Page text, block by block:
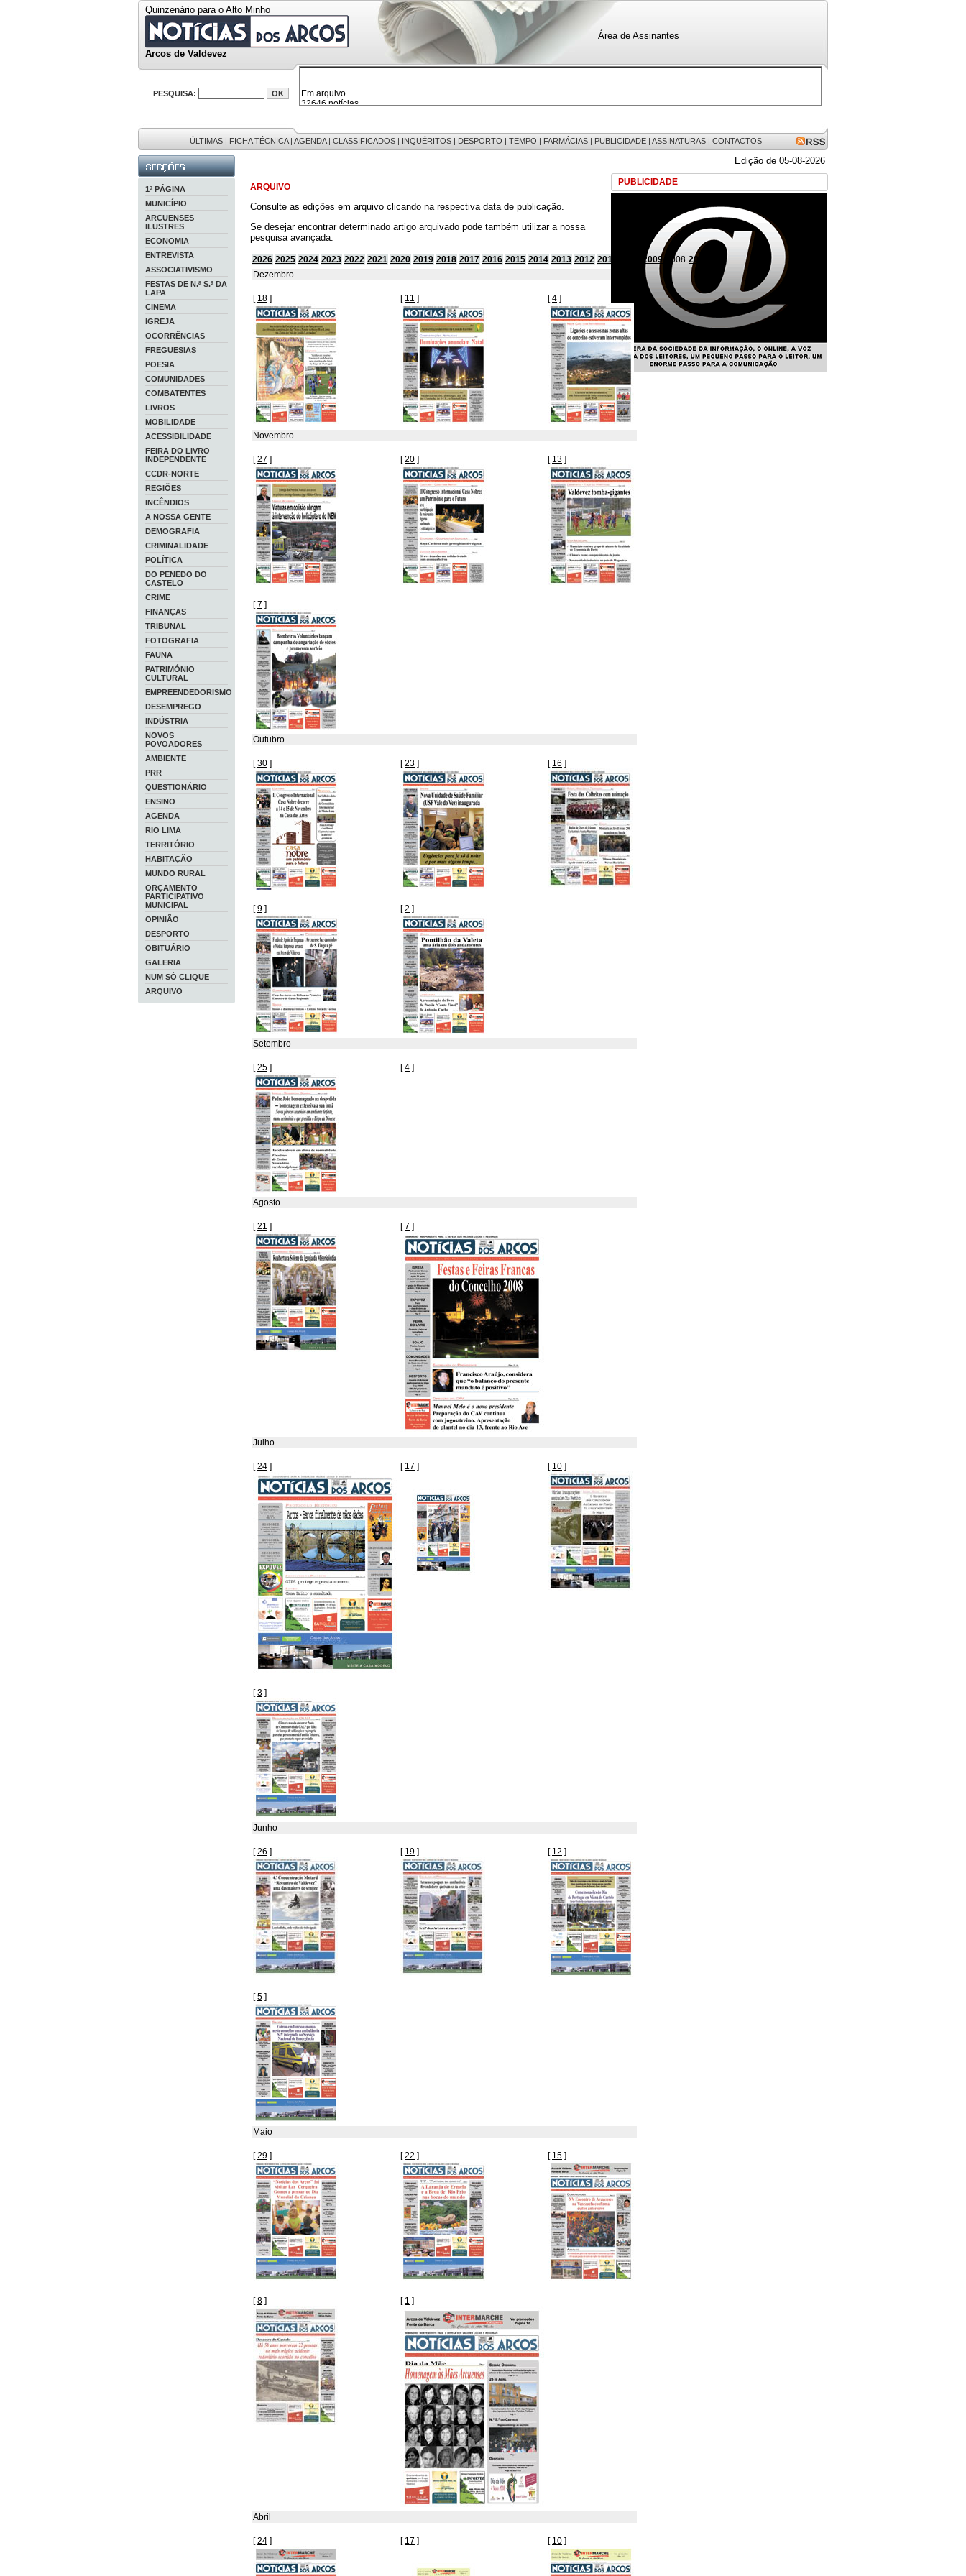
Quinzenário para o Alto Minho
Arcos de Valdevez
Área de Assinantes
PESQUISA:
32646 notícias
38119 fotos
595 edições
ÚLTIMAS | FICHA TÉCNICA| AGENDA| CLASSIFICADOS | INQUÉRITOS | DESPORTO | TEMPO | FARMÁCIAS | PUBLICIDADE | ASSINATURAS | CONTACTOS
1ª PÁGINA
MUNICÍPIO
ARCUENSES
ILUSTRES
ECONOMIA
ENTREVISTA
ASSOCIATIVISMO
FESTAS DE N.ª S.ª DA
LAPA
CINEMA
IGREJA
OCORRÊNCIAS
FREGUESIAS
POESIA
COMUNIDADES
COMBATENTES
LIVROS
MOBILIDADE
ACESSIBILIDADE
FEIRA DO LIVRO
INDEPENDENTE
CCDR-NORTE
REGIÕES
INCÊNDIOS
A NOSSA GENTE
DEMOGRAFIA
CRIMINALIDADE
POLÍTICA
DO PENEDO DO
CASTELO
CRIME
FINANÇAS
TRIBUNAL
FOTOGRAFIA
FAUNA
PATRIMÓNIO
CULTURAL
EMPREENDEDORISMO
DESEMPREGO
INDÚSTRIA
NOVOS
POVOADORES
AMBIENTE
PRR
QUESTIONÁRIO
ENSINO
AGENDA
RIO LIMA
TERRITÓRIO
HABITAÇÃO
MUNDO RURAL
ORÇAMENTO
PARTICIPATIVO
MUNICIPAL
OPINIÃO
DESPORTO
OBITUÁRIO
GALERIA
NUM SÓ CLIQUE
ARQUIVO
Edição de 05-08-2026
PUBLICIDADE
ARQUIVO
Consulte as edições em arquivo clicando na respectiva data de publicação.
Se desejar encontrar determinado artigo arquivado pode também utilizar a nossa
pesquisa avançada.
2026 2025 2024 2023 2022 2021 2020 2019 2018 2017 2016 2015 2014 2013 2012 2011 2009 2008 2007
Dezembro
[ 18 ] [ 11 ] [4 ]
Novembro
[27 ] [20 ] [ 13 ]
[7 ]
Outubro
[30 ] [23 ] [ 16 ]
[9 ] [2 ]
Setembro
[25 ] [4 ]
Agosto
[21 ] [7 ]
Julho
[24 ] [ 17 ] [ 10 ]
[3 ]
Junho
[26 ] [ 19 ] [ 12 ]
[5 ]
Maio
[29 ] [22 ] [ 15 ]
[8 ] [ 1 ]
Abril
[24 ] [ 17 ] [ 10 ]